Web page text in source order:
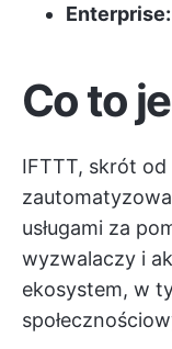
Enterprise:
Co to
IFTTT, skrót
usługami za
wyzwalaczy i
ekosystem, w